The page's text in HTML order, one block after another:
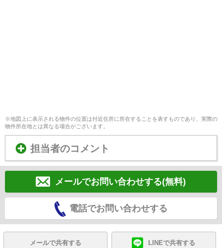
※地図上に表示される物件の位置は付近住所に所在することを表すものであり、実際の
物件所在地とは異なる場合がございます。
担当者のコメント
メールでお問い合わせする(無料)
電話でお問い合わせする
メールで共有する LINEで共有する